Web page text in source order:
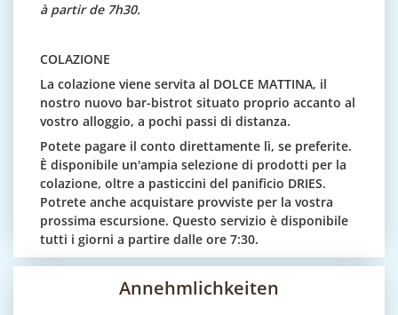
à partir de 7h30.
COLAZIONE
La colazione viene servita al DOLCE MATTINA, il
nostro nuovo bar-bistrot situato proprio accanto al
vostro alloggio, a pochi passi di distanza.
Potete pagare il conto direttamente lì, se preferite.
È disponibile un'ampia selezione di prodotti per la
colazione, oltre a pasticcini del panificio DRIES.
Potrete anche acquistare provviste per la vostra
prossima escursione. Questo servizio è disponibile
tutti i giorni a partire dalle ore 7:30.
Annehmlichkeiten